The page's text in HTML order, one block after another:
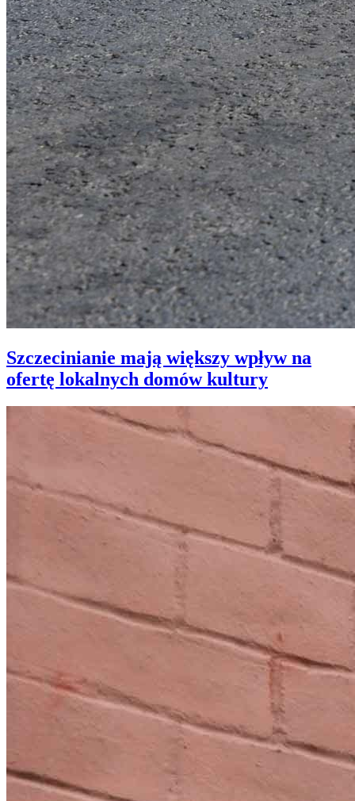
Szczecinianie mają większy wpływ na
ofertę lokalnych domów kultury